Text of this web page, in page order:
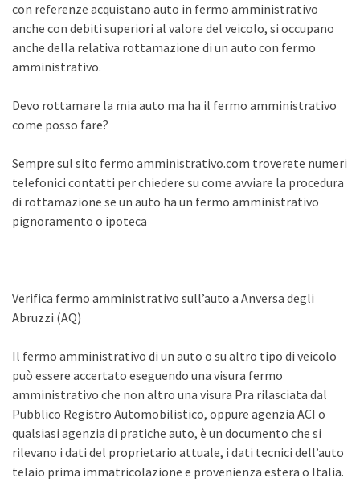
con referenze acquistano auto in fermo amministrativo
anche con debiti superiori al valore del veicolo, si occupano
anche della relativa rottamazione di un auto con fermo
amministrativo.
Devo rottamare la mia auto ma ha il fermo amministrativo
come posso fare?
Sempre sul sito fermo amministrativo.com troverete numeri
telefonici contatti per chiedere su come avviare la procedura
di rottamazione se un auto ha un fermo amministrativo
pignoramento o ipoteca
Verifica fermo amministrativo sull’auto a Anversa degli
Abruzzi (AQ)
Il fermo amministrativo di un auto o su altro tipo di veicolo
può essere accertato eseguendo una visura fermo
amministrativo che non altro una visura Pra rilasciata dal
Pubblico Registro Automobilistico, oppure agenzia ACI o
qualsiasi agenzia di pratiche auto, è un documento che si
rilevano i dati del proprietario attuale, i dati tecnici dell’auto
telaio prima immatricolazione e provenienza estera o Italia.